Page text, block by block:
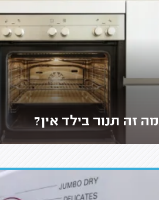
מה זה תנור בילד אין?